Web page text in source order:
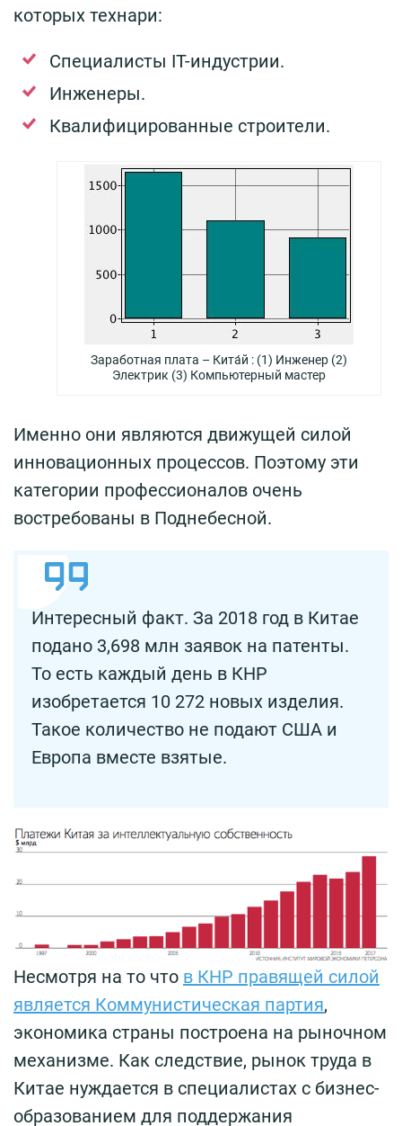
которых технари:
Специалисты IT-индустрии.
Инженеры.
Квалифицированные строители.
Заработная плата – Кита́й : (1) Инженер (2)
Электрик (3) Компьютерный мастер
Именно они являются движущей силой
инновационных процессов. Поэтому эти
категории профессионалов очень
востребованы в Поднебесной.
Интересный факт. За 2018 год в Китае
подано 3,698 млн заявок на патенты.
То есть каждый день в КНР
изобретается 10 272 новых изделия.
Такое количество не подают США и
Европа вместе взятые.
Несмотря на то что в КНР правящей силой
является Коммунистическая партия,
экономика страны построена на рыночном
механизме. Как следствие, рынок труда в
Китае нуждается в специалистах с бизнес-
образованием для поддержания